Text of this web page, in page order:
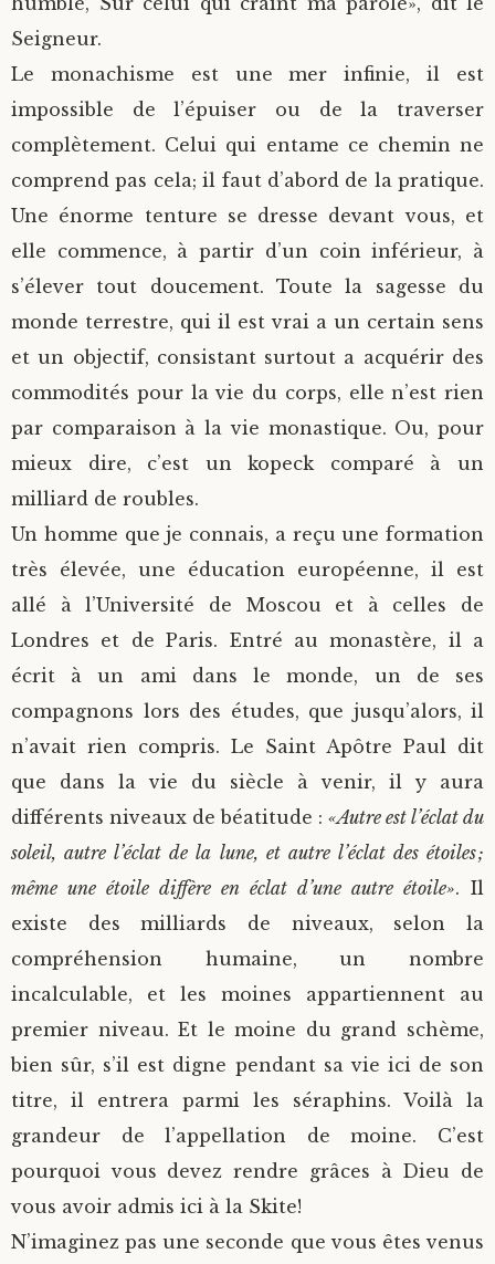
Seigneur.
Le monachisme est une mer infinie, il est
impossible de l’épuiser ou de la traverser
complètement. Celui qui entame ce chemin ne
comprend pas cela; il faut d’abord de la pratique.
Une énorme tenture se dresse devant vous, et
elle commence, à partir d’un coin inférieur, à
s’élever tout doucement. Toute la sagesse du
monde terrestre, qui il est vrai a un certain sens
et un objectif, consistant surtout a acquérir des
commodités pour la vie du corps, elle n’est rien
par comparaison à la vie monastique. Ou, pour
mieux dire, c’est un kopeck comparé à un
milliard de roubles.
Un homme que je connais, a reçu une formation
très élevée, une éducation européenne, il est
allé à l’Université de Moscou et à celles de
Londres et de Paris. Entré au monastère, il a
écrit à un ami dans le monde, un de ses
compagnons lors des études, que jusqu’alors, il
n’avait rien compris. Le Saint Apôtre Paul dit
que dans la vie du siècle à venir, il y aura
différents niveaux de béatitude : «Autre est l’éclat du
soleil, autre l’éclat de la lune, et autre l’éclat des étoiles ;
même une étoile diffère en éclat d’une autre étoile». Il
existe des milliards de niveaux, selon la
compréhension humaine, un nombre
incalculable, et les moines appartiennent au
premier niveau. Et le moine du grand schème,
bien sûr, s’il est digne pendant sa vie ici de son
titre, il entrera parmi les séraphins. Voilà la
grandeur de l’appellation de moine. C’est
pourquoi vous devez rendre grâces à Dieu de
vous avoir admis ici à la Skite!
N’imaginez pas une seconde que vous êtes venus